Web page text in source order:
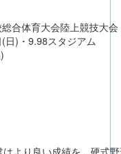
合体育大会陸上競技大会
)・9.98スタジアム
より良い成績を、硬式